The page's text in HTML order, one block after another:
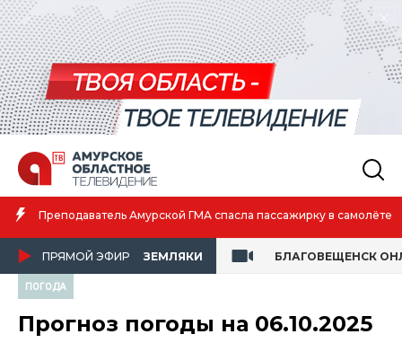
Преподаватель Амурской ГМА спасла пассажирку в самолёте
ПРЯМОЙ ЭФИР ЗЕМЛЯКИ БЛАГОВЕЩЕНСК
ПОГОДА
Прогноз погоды на 06.10.2025